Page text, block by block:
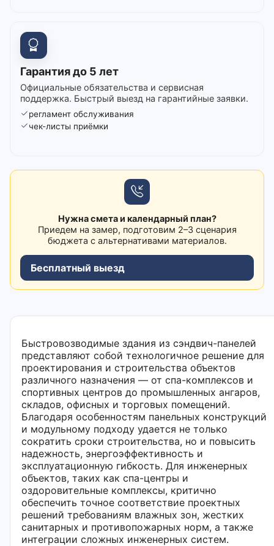
Гарантия до 5 лет
Официальные обязательства и сервисная
поддержка. Быстрый выезд на гарантийные заявки.
регламент обслуживания
чек-листы приёмки
Нужна смета и календарный план?
Приедем на замер, подготовим 2–3 сценария
бюджета с альтернативами материалов.
Бесплатный выезд
Быстровозводимые здания из сэндвич-панелей
представляют собой технологичное решение для
проектирования и строительства объектов
различного назначения — от спа-комплексов и
спортивных центров до промышленных ангаров,
складов, офисных и торговых помещений.
Благодаря особенностям панельных конструкций
и модульному подходу удается не только
сократить сроки строительства, но и повысить
надежность, энергоэффективность и
эксплуатационную гибкость. Для инженерных
объектов, таких как спа-центры и
оздоровительные комплексы, критично
обеспечить точное соответствие проектных
решений требованиям влажных зон, жестких
санитарных и противопожарных норм, а также
интеграции сложных инженерных систем.